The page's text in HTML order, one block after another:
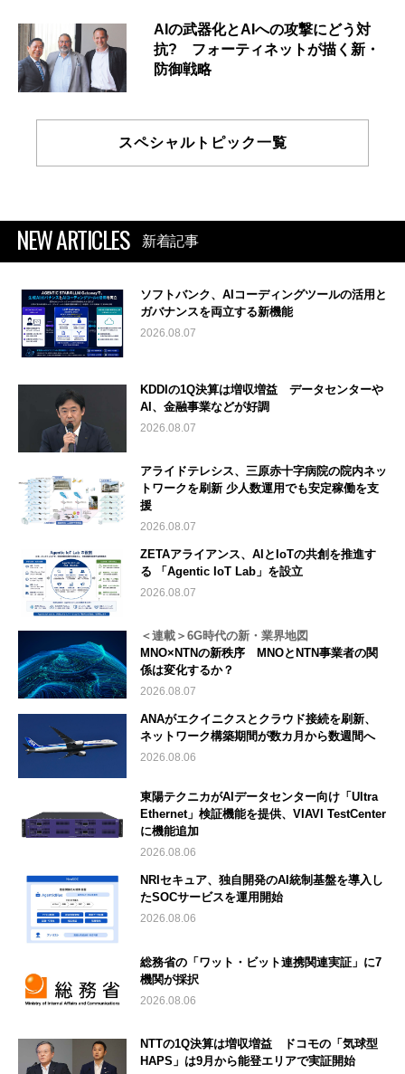
AIの武器化とAIへの攻撃にどう対
抗? フォーティネットが描く新・
防御戦略
スペシャルトピック一覧
NEW ARTICLES 新着記事
ソフトバンク、AIコーディングツールの活用と
ガバナンスを両立する新機能
2026.08.07
KDDIの1Q決算は増収増益 データセンターや
AI、金融事業などが好調
2026.08.07
アライドテレシス、三原赤十字病院の院内ネッ
トワークを刷新 少人数運用でも安定稼働を支
援
2026.08.07
ZETAアライアンス、AIとIoTの共創を推進す
る 「Agentic IoT Lab」を設立
2026.08.07
＜連載＞6G時代の新・業界地図
MNO×NTNの新秩序 MNOとNTN事業者の関
係は変化するか？
2026.08.07
ANAがエクイニクスとクラウド接続を刷新、
ネットワーク構築期間が数カ月から数週間へ
2026.08.06
東陽テクニカがAIデータセンター向け「Ultra
Ethernet」検証機能を提供、VIAVI TestCenter
に機能追加
2026.08.06
NRIセキュア、独自開発のAI統制基盤を導入し
たSOCサービスを運用開始
2026.08.06
総務省の「ワット・ビット連携関連実証」に7
機関が採択
2026.08.06
NTTの1Q決算は増収増益 ドコモの「気球型
HAPS」は9月から能登エリアで実証開始